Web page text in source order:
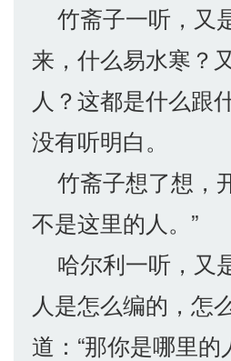
竹斋子一听，又
来，什么易水寒？
人？这都是什么跟
没有听明白。
竹斋子想了想，
不是这里的人。”
哈尔利一听，又
人是怎么编的，怎
道：“那你是哪里的